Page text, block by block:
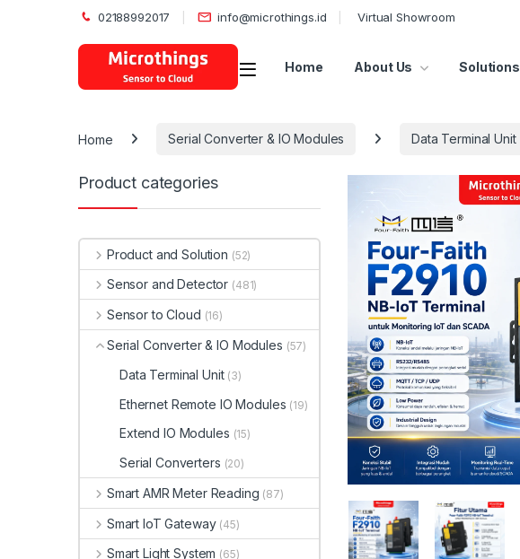
02188992017 info@microthings.id Virtual Showroom
Open Home About Us Solutions
Home Serial Converter & IO Modules Data Terminal Unit
Product categories
Product and Solution (52)
Sensor and Detector (481)
Sensor to Cloud (16)
Serial Converter & IO Modules (57)
Data Terminal Unit (3)
Ethernet Remote IO Modules (19)
Extend IO Modules (15)
Serial Converters (20)
Smart AMR Meter Reading (87)
Smart IoT Gateway (45)
Smart Light System (65)